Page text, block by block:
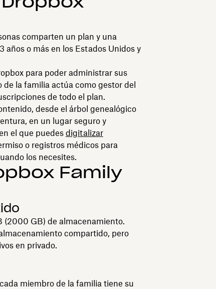
comparten un plan y una
años o más en los Estados Unidos y
para poder administrar sus
la familia actúa como gestor del
de todo el plan.
desde el árbol genealógico
en un lugar seguro y
el que puedes digitalizar
o registros médicos para
los necesites.
Family
(2000 GB) de almacenamiento.
compartido, pero
en privado.
miembro de la familia tiene su